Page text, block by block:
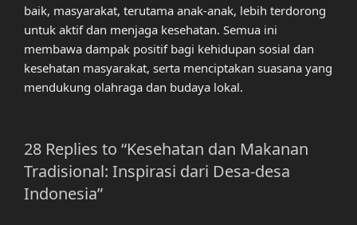
baik, masyarakat, terutama anak-anak, lebih terdorong
untuk aktif dan menjaga kesehatan. Semua ini
membawa dampak positif bagi kehidupan sosial dan
kesehatan masyarakat, serta menciptakan suasana yang
mendukung olahraga dan budaya lokal.
28 Replies to “Kesehatan dan Makanan
Tradisional: Inspirasi dari Desa-desa
Indonesia”